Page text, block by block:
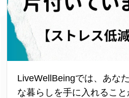
LiveWellBeingでは、あな
な暮らしを手に入れるこ